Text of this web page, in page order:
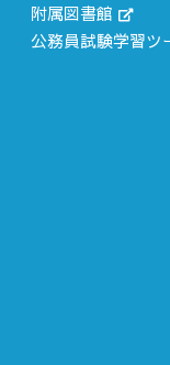
附属図書館
公務員試験学習ツ